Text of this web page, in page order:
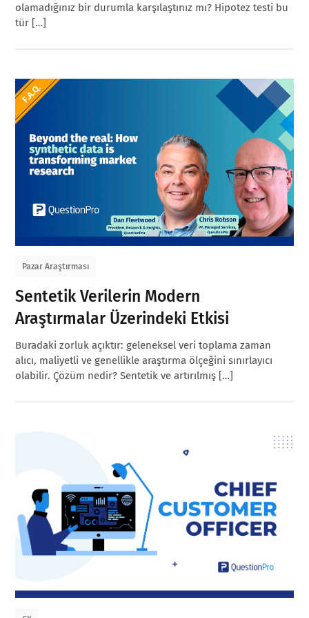
olamadığınız bir durumla karşılaştınız mı? Hipotez testi bu
tür […]
Pazar Araştırması
Sentetik Verilerin Modern
Araştırmalar Üzerindeki Etkisi
Buradaki zorluk açıktır: geleneksel veri toplama zaman
alıcı, maliyetli ve genellikle araştırma ölçeğini sınırlayıcı
olabilir. Çözüm nedir? Sentetik ve artırılmış […]